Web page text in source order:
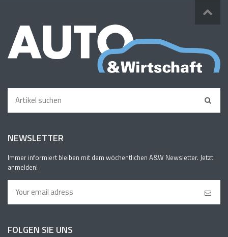
NEWSLETTER
Immer informiert bleiben mit dem wöchentlichen A&W Newsletter. Jetzt
anmelden!
FOLGEN SIE UNS